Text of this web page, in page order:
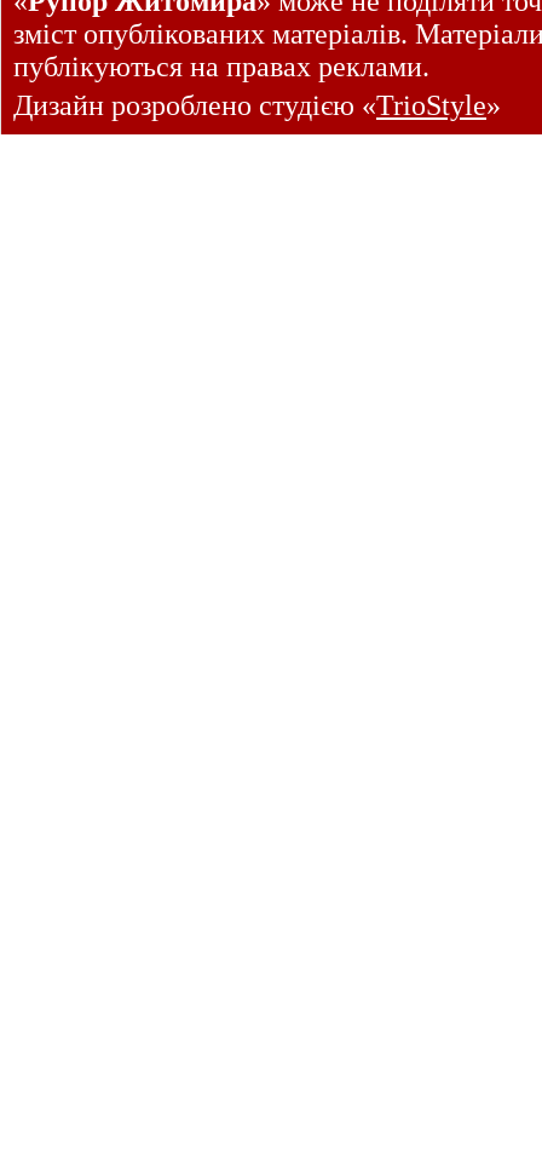
зміст опублікованих матеріалів.
публікуються на правах реклами.
Дизайн розроблено студією «TrioStyle»